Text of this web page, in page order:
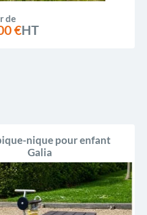
de
€HT
nique pour enfant
Galia